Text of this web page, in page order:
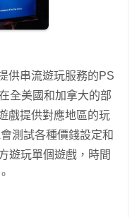
供串流遊玩服務的PS
全美國和加拿大的部
戲提供對應地區的玩
測試各種價錢設定和
遊玩單個遊戲，時間